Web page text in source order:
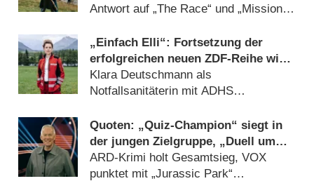
Antwort auf „The Race“ und „Mission
„Einfach Elli“: Fortsetzung der
erfolgreichen neuen ZDF-Reihe wird
gedreht
Klara Deutschmann als
Notfallsanitäterin mit ADHS
Quoten: „Quiz-Champion“ siegt in
der jungen Zielgruppe, „Duell um
die Welt“-Best-of geht völlig unter
ARD-Krimi holt Gesamtsieg, VOX
punktet mit „Jurassic Park“